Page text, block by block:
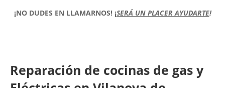
¡NO DUDES EN LLAMARNOS! ¡SERÁ UN PLACER AYUDARTE!
Reparación de cocinas de gas y